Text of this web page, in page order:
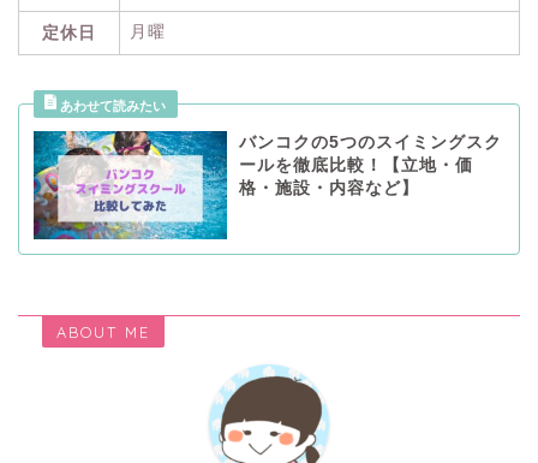
定休日 月曜
バンコクの5つのスイミングスク
ールを徹底比較！【立地・価
格・施設・内容など】
ABOUT ME